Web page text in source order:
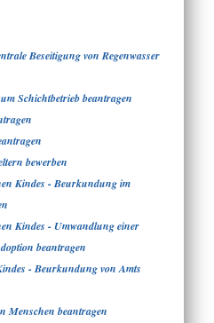
Beseitigung von Regenwasser
Schichtbetrieb beantragen
bewerben
Kindes - Beurkundung im
Kindes - Umwandlung einer
beantragen
- Beurkundung von Amts
Menschen beantragen